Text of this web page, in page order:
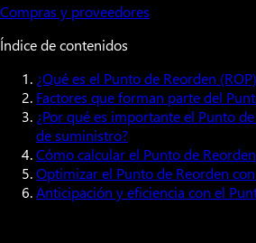
Compras y proveedores
Índice de contenidos
¿Qué es el Punto de Reorden
Factores que forman parte del
¿Por qué es importante el Punto
de suministro?
Cómo calcular el Punto de Reorden
Optimizar el Punto de Reorden
Anticipación y eficiencia con el